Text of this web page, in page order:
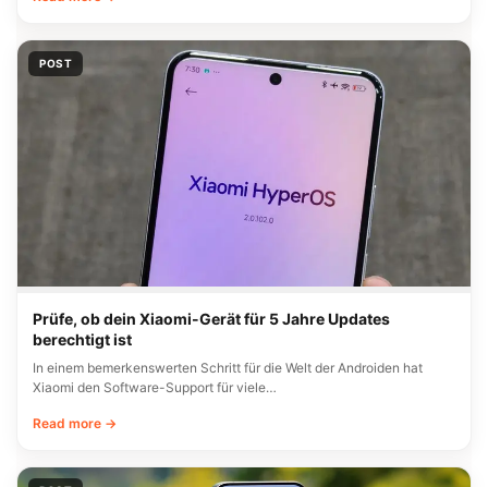
POST
Prüfe, ob dein Xiaomi-Gerät für 5 Jahre Updates
berechtigt ist
In einem bemerkenswerten Schritt für die Welt der Androiden hat
Xiaomi den Software-Support für viele…
Read more →